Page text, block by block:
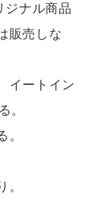
ナル商品
販売しな
イートイン
。
。
。